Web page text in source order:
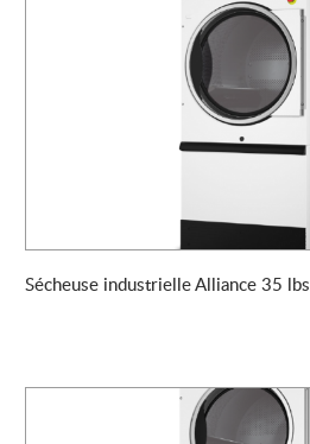
Sécheuse industrielle Alliance 35 lbs